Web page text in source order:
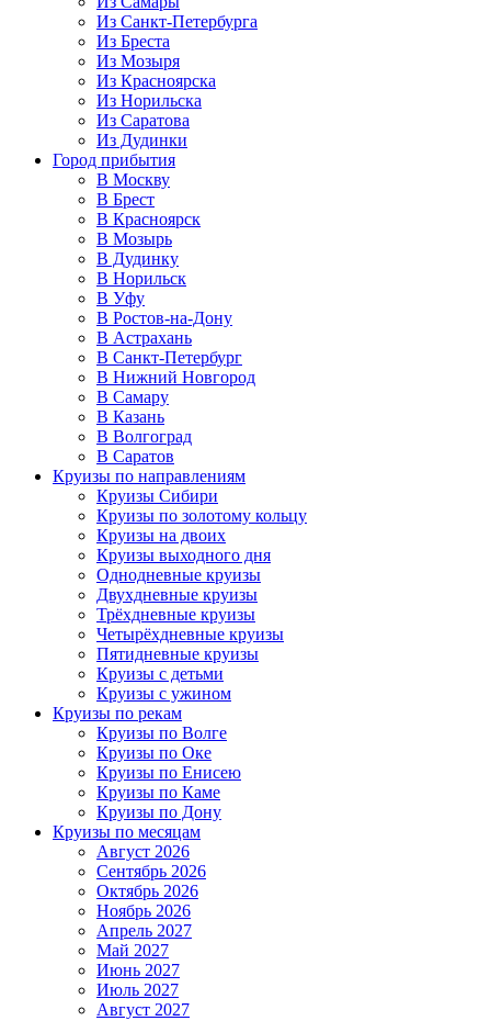
Из Санкт-Петербурга
Из Бреста
Из Мозыря
Из Красноярска
Из Норильска
Из Саратова
Из Дудинки
Город прибытия
В Москву
В Брест
В Красноярск
В Мозырь
В Дудинку
В Норильск
В Уфу
В Ростов-на-Дону
В Астрахань
В Санкт-Петербург
В Нижний Новгород
В Самару
В Казань
В Волгоград
В Саратов
Круизы по направлениям
Круизы Сибири
Круизы по золотому кольцу
Круизы на двоих
Круизы выходного дня
Однодневные круизы
Двухдневные круизы
Трёхдневные круизы
Четырёхдневные круизы
Пятидневные круизы
Круизы с детьми
Круизы с ужином
Круизы по рекам
Круизы по Волге
Круизы по Оке
Круизы по Енисею
Круизы по Каме
Круизы по Дону
Круизы по месяцам
Август 2026
Сентябрь 2026
Октябрь 2026
Ноябрь 2026
Апрель 2027
Май 2027
Июнь 2027
Июль 2027
Август 2027